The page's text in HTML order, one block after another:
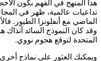
هذا المنهج في الفهم بكون
تداعيات عالمية، ظهر في
الماضي مع أنفلونزا الطيور.
وقد كان النموذج السائد آنذاك
المتحدة لتوقع هجوم نووي.
ويمكنك العثور على نماذج أخرى